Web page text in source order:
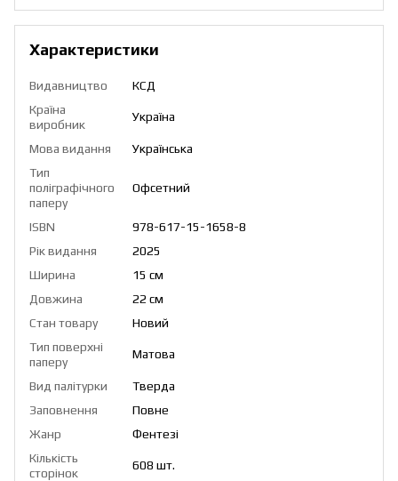
Характеристики
Видавництво
КСД
Країна
виробник
Україна
Мова видання
Українська
Тип
поліграфічного
паперу
Офсетний
ISBN
978-617-15-1658-8
Рік видання
2025
Ширина
15 см
Довжина
22 см
Стан товару
Новий
Тип поверхні
паперу
Матова
Вид палітурки
Тверда
Заповнення
Повне
Жанр
Фентезі
Кількість
сторінок
608 шт.